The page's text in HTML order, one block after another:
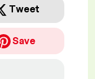
Tweet
Save